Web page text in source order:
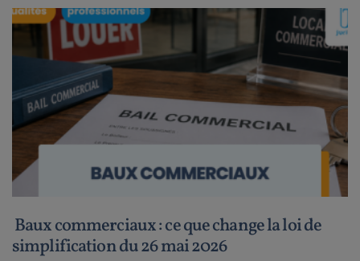
Baux commerciaux : ce que change la loi de
simplification du 26 mai 2026